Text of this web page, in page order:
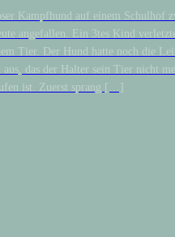
Kampfhund auf einem Schulhof
angefallen. Ein 3tes Kind
Tier. Der Hund hatte noch die
das der Halter sein Tier nicht
ist. Zuerst sprang […]